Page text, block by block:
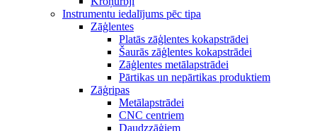
Instrumentu iedalījums pēc tipa
Zāģlentes
Platās zāģlentes kokapstrādei
Šaurās zāģlentes kokapstrādei
Zāģlentes metālapstrādei
Pārtikas un nepārtikas produktiem
Zāģripas
Metālapstrādei
CNC centriem
Daudzzāģiem